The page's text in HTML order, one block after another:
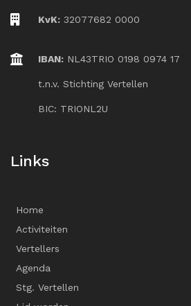
KvK: 32077682 0000
IBAN: NL43TRIO 0198 0974 17
t.n.v. Stichting Vertellen
BIC: TRIONL2U
Links
Home
Activiteiten
Vertellers
Agenda
Stg. Vertellen